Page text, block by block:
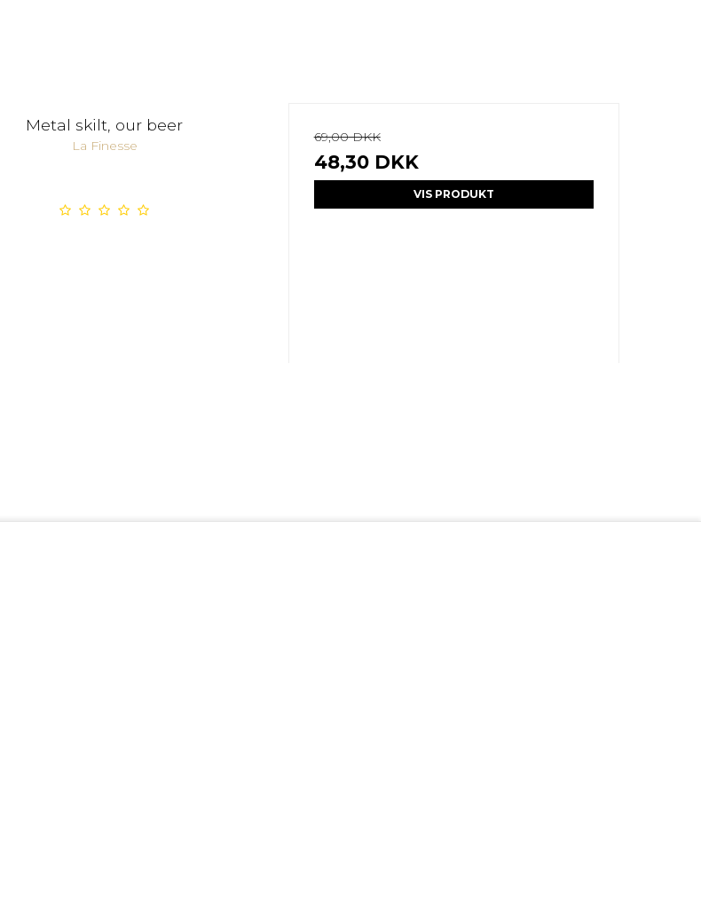
Metal skilt, our beer
La Finesse
69,00 DKK
48,30 DKK
VIS PRODUKT